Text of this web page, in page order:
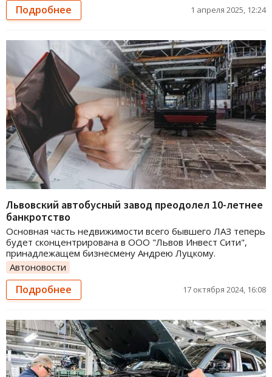
Подробнее 1 апреля 2025, 12:24
Львовский автобусный завод преодолел 10-летнее
банкротство
Основная часть недвижимости всего бывшего ЛАЗ теперь
будет сконцентрирована в ООО "Львов Инвест Сити",
принадлежащем бизнесмену Андрею Луцкому.
Автоновости
Подробнее 17 октября 2024, 16:08